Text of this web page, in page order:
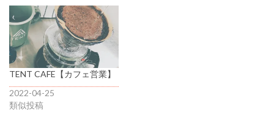
TENT CAFE【カフェ営業】
2022-04-25
類似投稿